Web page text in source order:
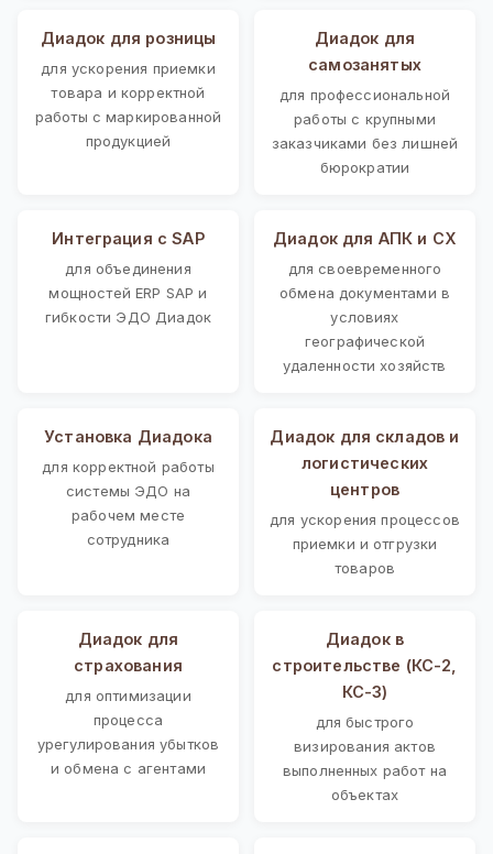
Диадок для розницы
для ускорения приемки
товара и корректной
работы с маркированной
продукцией
Диадок для
самозанятых
для профессиональной
работы с крупными
заказчиками без лишней
бюрократии
Интеграция с SAP
для объединения
мощностей ERP SAP и
гибкости ЭДО Диадок
Диадок для АПК и СХ
для своевременного
обмена документами в
условиях
географической
удаленности хозяйств
Установка Диадока
для корректной работы
системы ЭДО на
рабочем месте
сотрудника
Диадок для складов и
логистических
центров
для ускорения процессов
приемки и отгрузки
товаров
Диадок для
страхования
для оптимизации
процесса
урегулирования убытков
и обмена с агентами
Диадок в
строительстве (КС-2,
КС-3)
для быстрого
визирования актов
выполненных работ на
объектах